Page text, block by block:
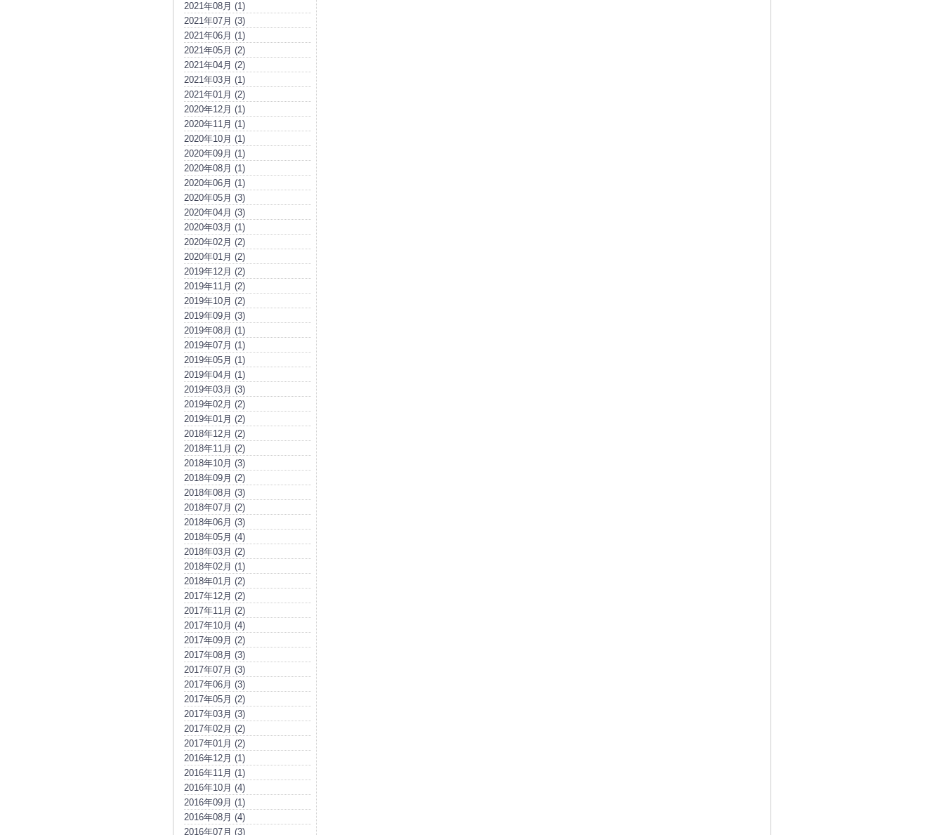
2021年08月 (1)
2021年07月 (3)
2021年06月 (1)
2021年05月 (2)
2021年04月 (2)
2021年03月 (1)
2021年01月 (2)
2020年12月 (1)
2020年11月 (1)
2020年10月 (1)
2020年09月 (1)
2020年08月 (1)
2020年06月 (1)
2020年05月 (3)
2020年04月 (3)
2020年03月 (1)
2020年02月 (2)
2020年01月 (2)
2019年12月 (2)
2019年11月 (2)
2019年10月 (2)
2019年09月 (3)
2019年08月 (1)
2019年07月 (1)
2019年05月 (1)
2019年04月 (1)
2019年03月 (3)
2019年02月 (2)
2019年01月 (2)
2018年12月 (2)
2018年11月 (2)
2018年10月 (3)
2018年09月 (2)
2018年08月 (3)
2018年07月 (2)
2018年06月 (3)
2018年05月 (4)
2018年03月 (2)
2018年02月 (1)
2018年01月 (2)
2017年12月 (2)
2017年11月 (2)
2017年10月 (4)
2017年09月 (2)
2017年08月 (3)
2017年07月 (3)
2017年06月 (3)
2017年05月 (2)
2017年03月 (3)
2017年02月 (2)
2017年01月 (2)
2016年12月 (1)
2016年11月 (1)
2016年10月 (4)
2016年09月 (1)
2016年08月 (4)
2016年07月 (3)